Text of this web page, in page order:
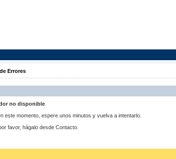
Errores
no disponible
este momento, espere unos minutos y vuelva a intentarlo.
favor, hágalo desde Contacto.